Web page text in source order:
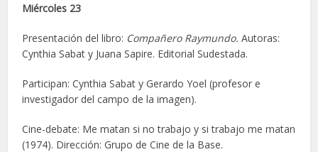
Miércoles 23
Presentación del libro: Compañero Raymundo. Autoras:
Cynthia Sabat y Juana Sapire. Editorial Sudestada.
Participan: Cynthia Sabat y Gerardo Yoel (profesor e
investigador del campo de la imagen).
Cine-debate: Me matan si no trabajo y si trabajo me matan
(1974). Dirección: Grupo de Cine de la Base.